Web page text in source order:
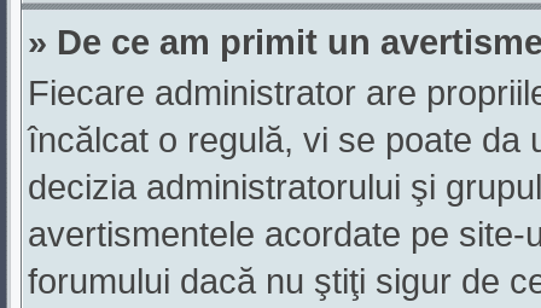
» De ce am primit un
Fiecare administrator are
încălcat o regulă, vi se poate da
decizia administratorului şi
avertismentele acordate pe
forumului dacă nu ştiţi sigur de